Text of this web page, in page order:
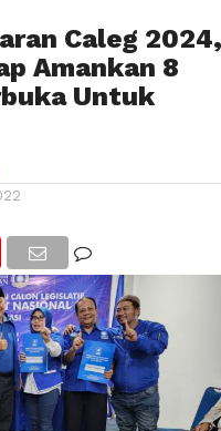
Caleg 2024,
Amankan 8
Untuk